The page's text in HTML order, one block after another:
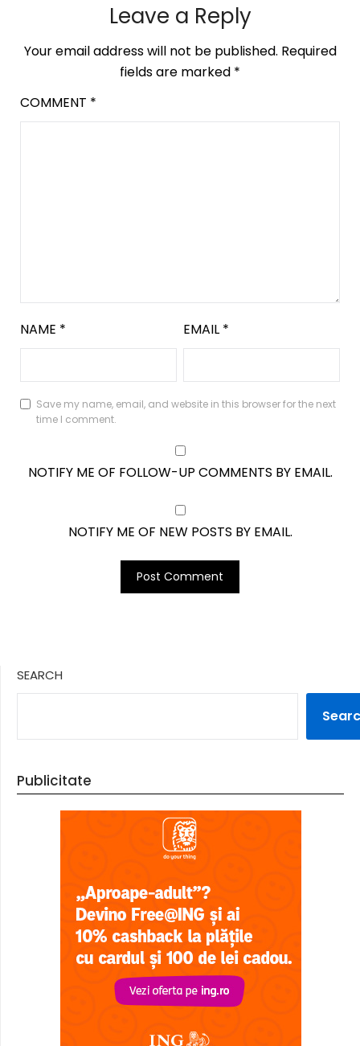
Leave a Reply
Your email address will not be published. Required
fields are marked *
COMMENT *
NAME * EMAIL *
Save my name, email, and website in this browser for the next
time I comment.
NOTIFY ME OF FOLLOW-UP COMMENTS BY EMAIL.
NOTIFY ME OF NEW POSTS BY EMAIL.
SEARCH
Publicitate